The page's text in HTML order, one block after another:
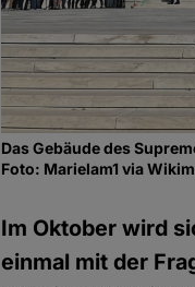
Das Gebäude des
Foto: Marielam1 via
Im Oktober wird
einmal mit der